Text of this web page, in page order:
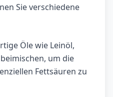
Sie verschiedene
Öle wie Leinöl,
um die
Fettsäuren zu